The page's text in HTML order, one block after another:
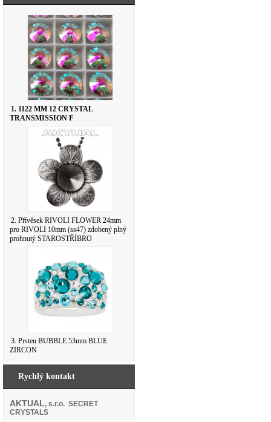
1. 1122 MM 12 CRYSTAL
TRANSMISSION F
2. Přívěsek RIVOLI FLOWER 24mm
pro RIVOLI 10mm (ss47) zdobený plný
prohnutý STAROSTŘÍBRO
3. Prsten BUBBLE 53mm BLUE
ZIRCON
Rychlý kontakt
AKTUAL, s.r.o. SECRET
CRYSTALS